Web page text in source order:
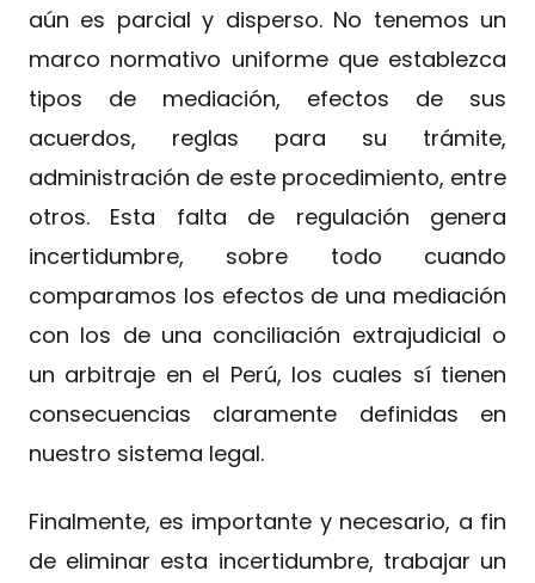
aún es parcial y disperso. No tenemos un
marco normativo uniforme que establezca
tipos de mediación, efectos de sus
acuerdos, reglas para su trámite,
administración de este procedimiento, entre
otros. Esta falta de regulación genera
incertidumbre, sobre todo cuando
comparamos los efectos de una mediación
con los de una conciliación extrajudicial o
un arbitraje en el Perú, los cuales sí tienen
consecuencias claramente definidas en
nuestro sistema legal.
Finalmente, es importante y necesario, a fin
de eliminar esta incertidumbre, trabajar un